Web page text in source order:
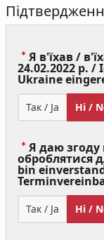
Я в'їхав /
24.02.2022 р. /
Ukraine
Так / Ja Ні /
Я даю згоду
оброблятися
bin
Так / Ja Ні /